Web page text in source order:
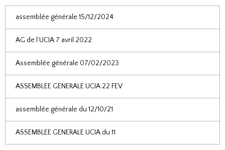
assemblée générale 15/12/2024
AG de l’UCIA 7 avril 2022
Assemblée générale 07/02/2023
ASSEMBLEE GENERALE UCIA 22 FEV
assemblée générale du 12/10/21
ASSEMBLEE GENERALE UCIA du 11